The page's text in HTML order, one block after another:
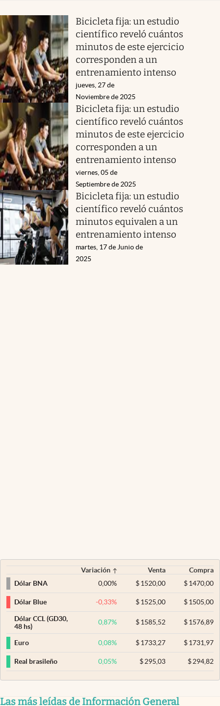
Bicicleta fija: un estudio
científico reveló cuántos
minutos de este ejercicio
corresponden a un
entrenamiento intenso
jueves, 27 de
Noviembre de 2025
Bicicleta fija: un estudio
científico reveló cuántos
minutos de este ejercicio
corresponden a un
entrenamiento intenso
viernes, 05 de
Septiembre de 2025
Bicicleta fija: un estudio
científico reveló cuántos
minutos equivalen a un
entrenamiento intenso
martes, 17 de Junio de
2025
Variación Venta
Compra
Dólar BNA
0,00% $ 1520,00 $1470,00
Dólar Blue -0,33% $ 1525,00 $1505,00
Dólar CCL (GD30,
48 hs)
0,87% $ 1585,52 $1576,89
Euro 0,08% $ 1733,27 $1731,97
Real brasileño 0,05% $ 295,03 $294,82
Las más leídas de Información General